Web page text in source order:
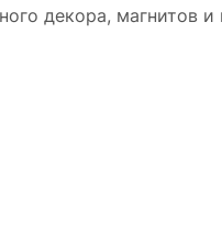
декора, магнитов и